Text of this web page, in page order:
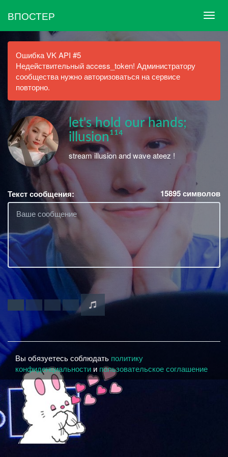
ВПОСТЕР
Ошибка VK API #5
Недействительный access_token! Администратору
сообщества нужно авторизоваться на сервисе
повторно.
let's hold our hands;
illusion¹¹⁴
stream illusion and wave ateez !
Текст сообщения: 15895символов
Вы обязуетесь соблюдать политику
конфиденциальности и пользовательское соглашение